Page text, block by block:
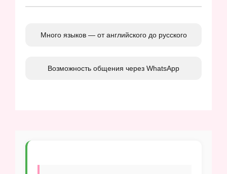
Много языков — от английского до русского
Возможность общения через WhatsApp